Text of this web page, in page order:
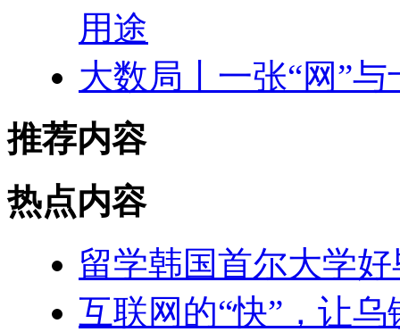
用途
大数局丨一张“网”与
推荐内容
热点内容
留学韩国首尔大学
互联网的“快”，让